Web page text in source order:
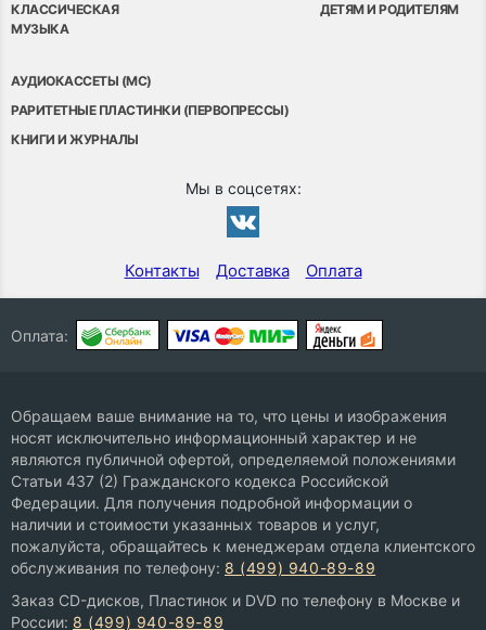
КЛАССИЧЕСКАЯ
МУЗЫКА
ДЕТЯМ И РОДИТЕЛЯМ
АУДИОКАССЕТЫ (MC)
РАРИТЕТНЫЕ ПЛАСТИНКИ (ПЕРВОПРЕССЫ)
КНИГИ И ЖУРНАЛЫ
Мы в соцсетях:
Контакты Доставка Оплата
Оплата:
Обращаем ваше внимание на то, что цены и изображения
носят исключительно информационный характер и не
являются публичной офертой, определяемой положениями
Статьи 437 (2) Гражданского кодекса Российской
Федерации. Для получения подробной информации о
наличии и стоимости указанных товаров и услуг,
пожалуйста, обращайтесь к менеджерам отдела клиентского
обслуживания по телефону: 8 (499) 940-89-89
Заказ CD-дисков, Пластинок и DVD по телефону в Москве и
России: 8 (499) 940-89-89